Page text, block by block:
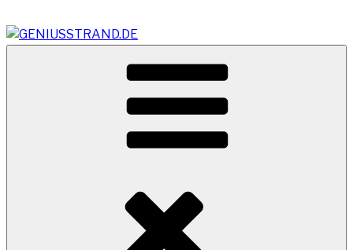
Inhalt
springen
GENIUSSTRAND.DE
Vom Geniusstrand zum JadeWeserPort/Container
Terminal Wilhelmshaven